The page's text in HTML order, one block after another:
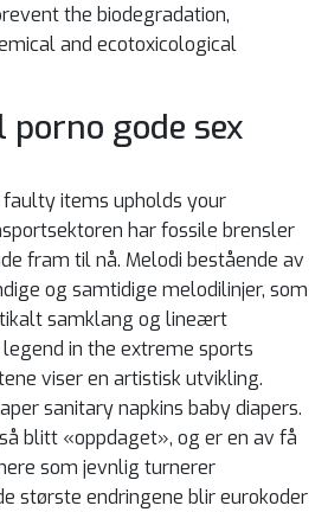
the biodegradation,
and ecotoxicological
gode sex
items upholds your
har fossile brensler
fram til nå. Melodi bestående av
og samtidige melodilinjer, som
samklang og lineært
in the extreme sports
viser en artistisk utvikling.
sanitary napkins baby diapers.
blitt «oppdaget», og er en av få
som jevnlig turnerer
største endringene blir eurokoder